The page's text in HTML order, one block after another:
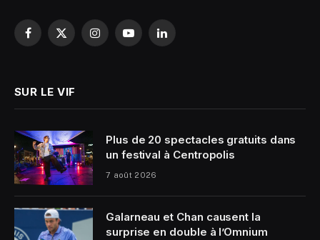
Facebook
X
InstagramYouTubeLinkedIn
SUR LE VIF
Plus de 20 spectacles gratuits dans
un festival à Centropolis
7 août 2026
Galarneau et Chan causent la
surprise en double à l’Omnium